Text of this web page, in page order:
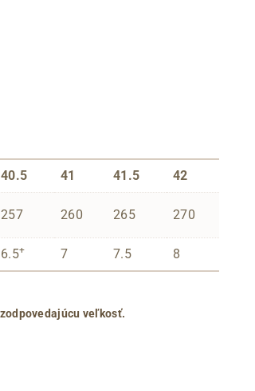
40.5 41 41.5 42
257 260 265 270
6.5+ 7 7.5 8
veľkosť.